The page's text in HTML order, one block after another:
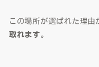
この場所が選ばれた理由
取れます 。